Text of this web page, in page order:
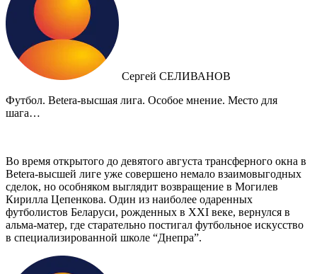
Сергей СЕЛИВАНОВ
Футбол. Betera-высшая лига. Особое мнение. Место для
шага…
Во время открытого до девятого августа трансферного окна в
Betera-высшей лиге уже совершено немало взаимовыгодных
сделок, но особняком выглядит возвращение в Могилев
Кирилла Цепенкова. Один из наиболее одаренных
футболистов Беларуси, рожденных в XXI веке, вернулся в
альма-матер, где старательно постигал футбольное искусство
в специализированной школе “Днепра”.